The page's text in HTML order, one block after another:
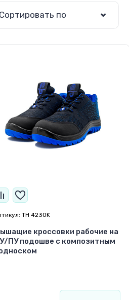
Сортировать по
TH 4230K
кроссовки рабочие на
ПУ подошве с композитным